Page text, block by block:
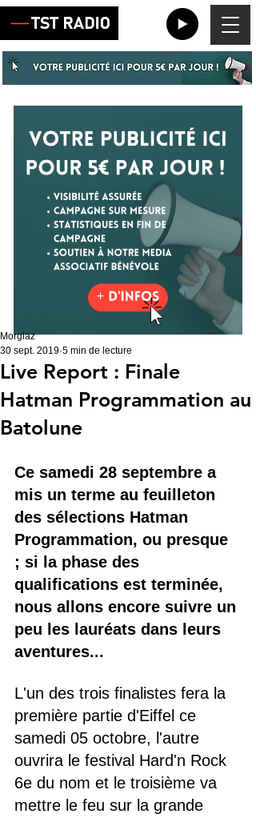
Live Report : Finale
Hatman Programmation au
Batolune
Morglaz
30 sept. 2019 5 min de lecture
Ce samedi 28 septembre a
mis un terme au feuilleton
des sélections Hatman
Programmation, ou presque
; si la phase des
qualifications est terminée,
nous allons encore suivre un
peu les lauréats dans leurs
aventures...
L'un des trois finalistes fera la
première partie d'Eiffel ce
samedi 05 octobre, l'autre
ouvrira le festival Hard'n Rock
6e du nom et le troisième va
mettre le feu sur la grande